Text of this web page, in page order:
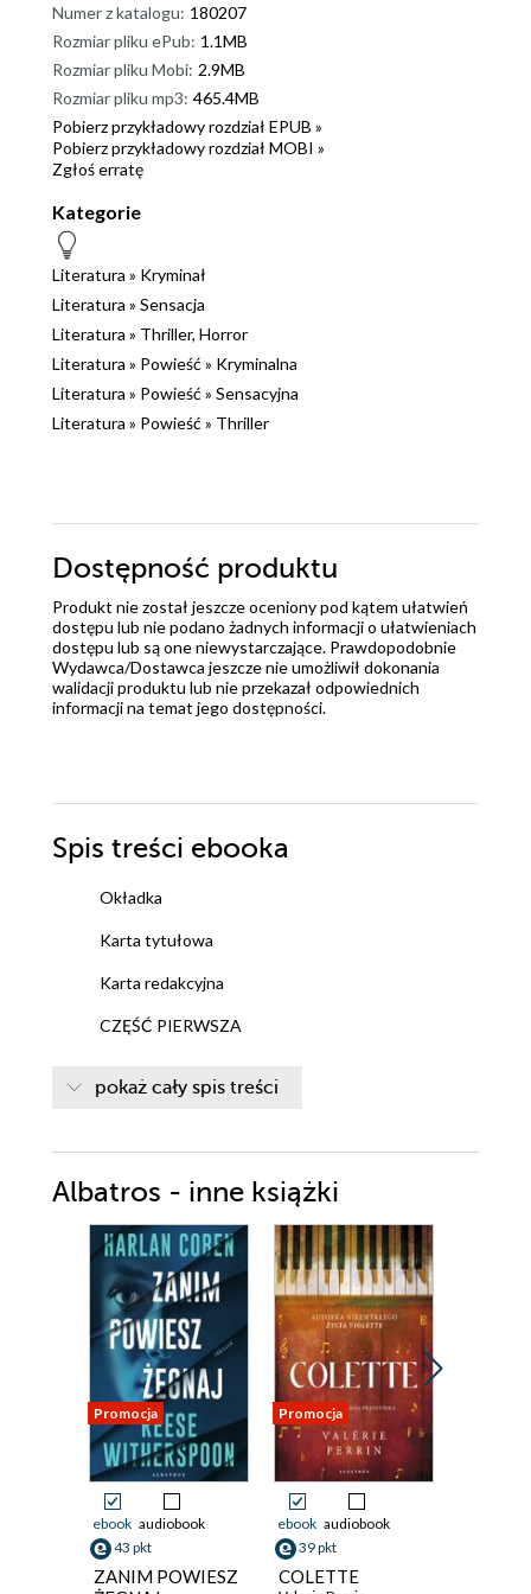
Numer z katalogu: 180207
Rozmiar pliku ePub: 1.1MB
Rozmiar pliku Mobi: 2.9MB
Rozmiar pliku mp3: 465.4MB
Pobierz przykładowy rozdział EPUB »
Pobierz przykładowy rozdział MOBI »
Zgłoś erratę
Kategorie
Literatura » Kryminał
Literatura » Sensacja
Literatura » Thriller, Horror
Literatura » Powieść » Kryminalna
Literatura » Powieść » Sensacyjna
Literatura » Powieść » Thriller
Dostępność produktu
Produkt nie został jeszcze oceniony pod kątem ułatwień
dostępu lub nie podano żadnych informacji o ułatwieniach
dostępu lub są one niewystarczające. Prawdopodobnie
Wydawca/Dostawca jeszcze nie umożliwił dokonania
walidacji produktu lub nie przekazał odpowiednich
informacji na temat jego dostępności.
Spis treści ebooka
Okładka
Karta tytułowa
Karta redakcyjna
CZĘŚĆ PIERWSZA
Podziękowania
pokaż cały spis treści
Albatros - inne książki
Promocja
ebook audiobook
43 pkt
ZANIM POWIESZ
Promocja
ebook audiobook
39 pkt
COLETTE